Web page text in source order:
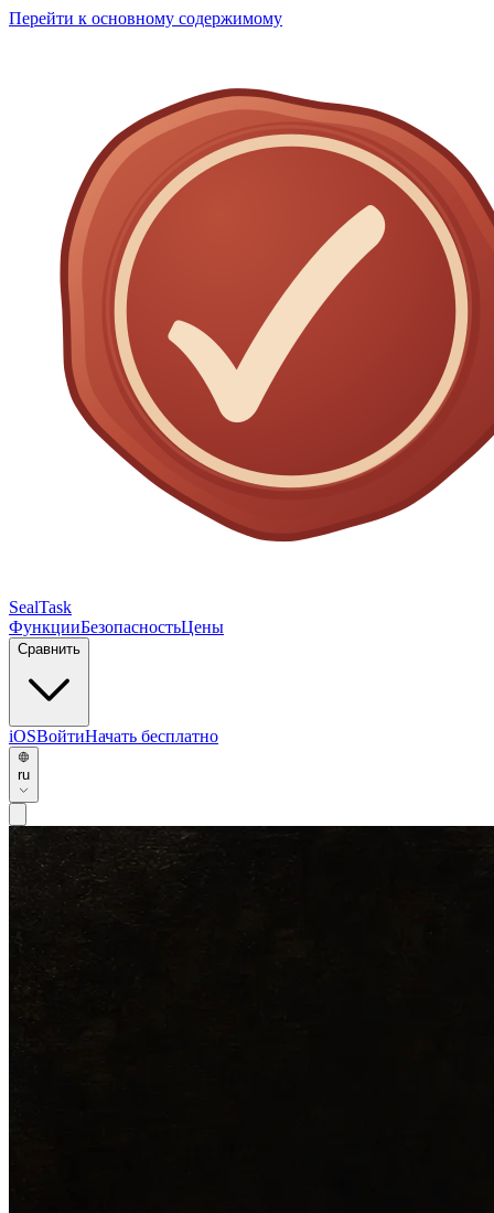
Перейти к основному содержимому
SealTask
ФункцииБезопасностьЦены
Сравнить
iOSВойтиНачать бесплатно
ru